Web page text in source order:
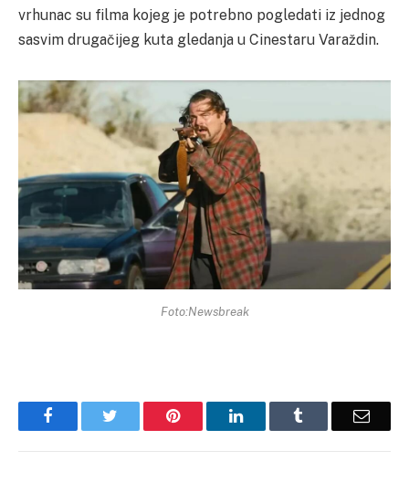
vrhunac su filma kojeg je potrebno pogledati iz jednog
sasvim drugačijeg kuta gledanja u Cinestaru Varaždin.
Foto:Newsbreak
Facebook Pinterest LinkedIn Email